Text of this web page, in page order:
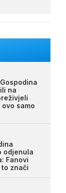
na
samo
odjenula
Fanovi
znači